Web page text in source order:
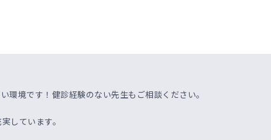
環境です！健診経験のない先生もご相談ください。
しています。